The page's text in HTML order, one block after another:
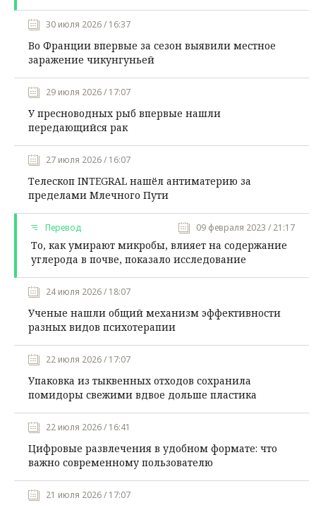
30 июля 2026 / 16:37
Во Франции впервые за сезон выявили местное
заражение чикунгуньей
29 июля 2026 / 17:07
У пресноводных рыб впервые нашли
передающийся рак
27 июля 2026 / 16:07
Телескоп INTEGRAL нашёл антиматерию за
пределами Млечного Пути
Перевод 09 февраля 2023 / 21:17
То, как умирают микробы, влияет на содержание
углерода в почве, показало исследование
24 июля 2026 / 18:07
Ученые нашли общий механизм эффективности
разных видов психотерапии
22 июля 2026 / 17:07
Упаковка из тыквенных отходов сохранила
помидоры свежими вдвое дольше пластика
22 июля 2026 / 16:41
Цифровые развлечения в удобном формате: что
важно современному пользователю
21 июля 2026 / 17:07